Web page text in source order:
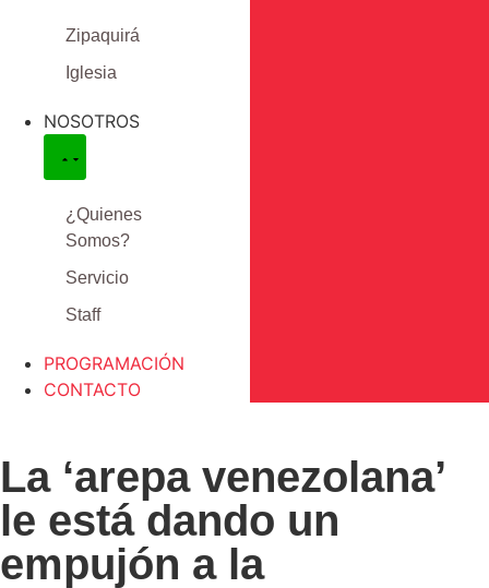
Zipaquirá
Iglesia
NOSOTROS
¿Quienes
Somos?
Servicio
Staff
PROGRAMACIÓN
CONTACTO
La ‘arepa venezolana’
le está dando un
empujón a la